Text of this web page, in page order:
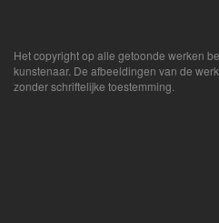
Het copyright op alle getoonde werken
kunstenaar. De afbeeldingen van de
zonder schriftelijke toestemming.